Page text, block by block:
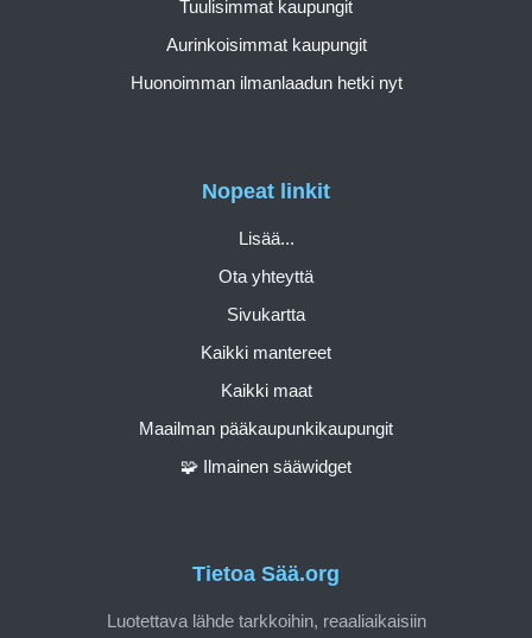
Tietoa Sää.org
Luotettava lähde tarkkoihin, reaaliaikaisiin
Nopeat linkit
Lisää...
Ota yhteyttä
Sivukartta
Kaikki mantereet
Kaikki maat
Maailman pääkaupunkikaupungit
🧩 Ilmainen sääwidget
Tuulisimmat kaupungit
Aurinkoisimmat kaupungit
Huonoimman ilmanlaadun hetki nyt